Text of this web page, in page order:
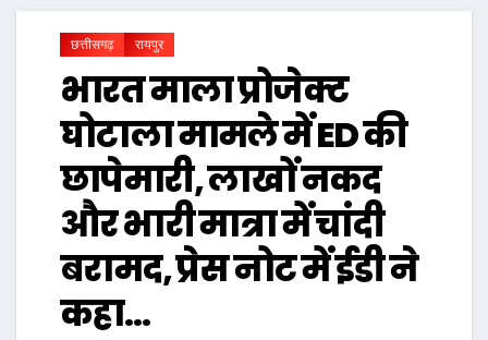
छत्तीसगढ़ रायपुर
भारत माला प्रोजेक्ट
घोटाला मामले में ED की
छापेमारी, लाखों नकद
और भारी मात्रा में चांदी
बरामद, प्रेस नोट में ईडी ने
कहा…